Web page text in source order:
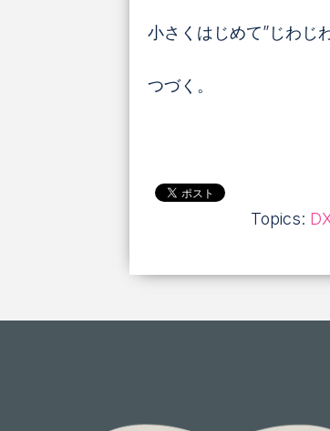
小さくはじめて”じわじ
つづく。
Topics: